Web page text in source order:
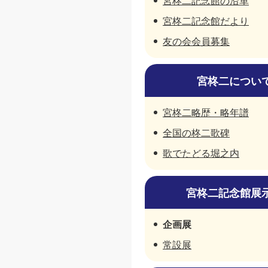
宮柊二記念館だより
友の会会員募集
宮柊二につい
宮柊二略歴・略年譜
全国の柊二歌碑
歌でたどる堀之内
宮柊二記念館展
企画展
常設展